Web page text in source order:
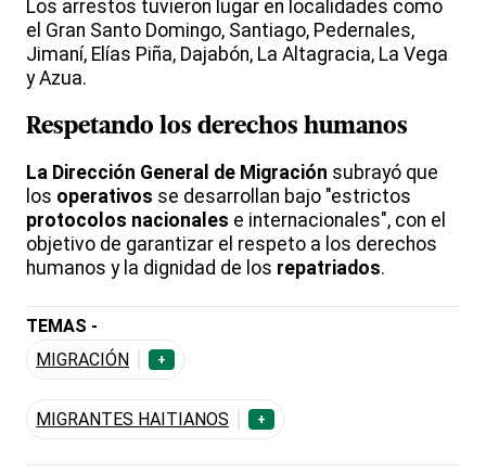
Los arrestos tuvieron lugar en localidades como
el Gran Santo Domingo, Santiago, Pedernales,
Jimaní, Elías Piña, Dajabón, La Altagracia, La Vega
y Azua.
Respetando los derechos humanos
La Dirección General de Migración subrayó que
los operativos se desarrollan bajo "estrictos
protocolos nacionales e internacionales", con el
objetivo de garantizar el respeto a los derechos
humanos y la dignidad de los repatriados.
TEMAS -
MIGRACIÓN
+
MIGRANTES HAITIANOS +